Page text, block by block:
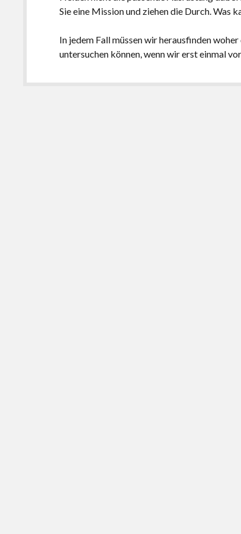
Sie eine Mission und ziehen die Durch. Was
In jedem Fall müssen wir herausfinden
untersuchen können, wenn wir erst einmal